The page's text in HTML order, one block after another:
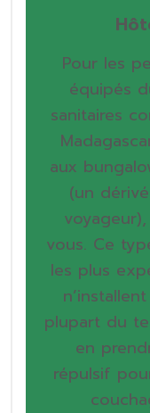
Pour les
équipés
sanitaires
aux
(un
vous. Ce
les plus
plupart du
en
répulsif